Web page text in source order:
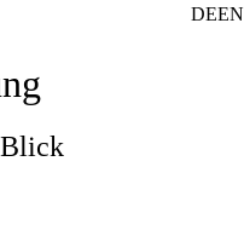
DEEN
Blick